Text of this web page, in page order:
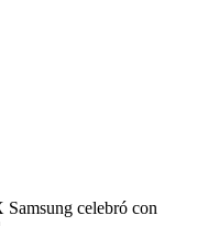
celebró con